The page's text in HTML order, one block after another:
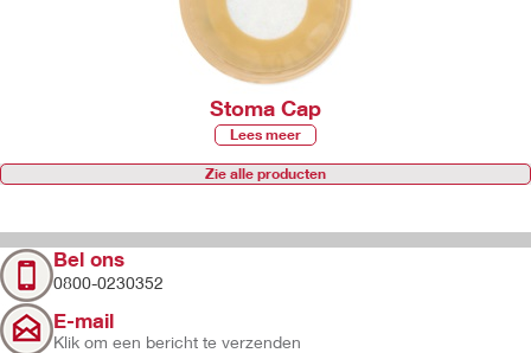
Stoma Cap
Lees meer
Zie alle producten
Bel ons
0800-0230352
E-mail
Klik om een bericht te verzenden